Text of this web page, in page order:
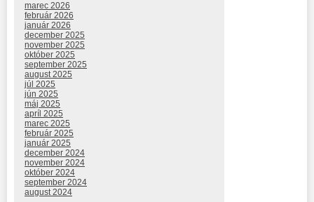
marec 2026
február 2026
január 2026
december 2025
november 2025
október 2025
september 2025
august 2025
júl 2025
jún 2025
máj 2025
apríl 2025
marec 2025
február 2025
január 2025
december 2024
november 2024
október 2024
september 2024
august 2024